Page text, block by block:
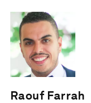
Raouf Farrah